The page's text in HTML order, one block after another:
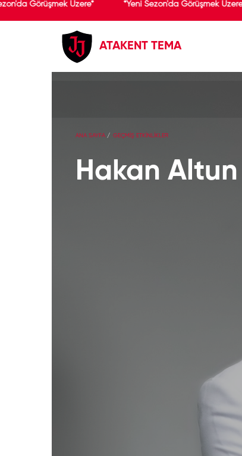
Görüşmek Üzere* *Yeni Sezon'da Görüşmek Üzere*
ATAKENT TEMA
ANA SAYFA GEÇMİŞ ETKİNLİKLER
Hakan Altun